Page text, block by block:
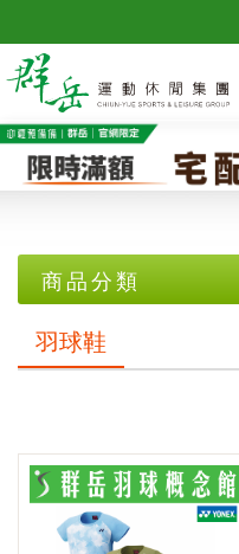
商品分類
優惠專區
2026年台北公開賽
❖巴黎奧運周邊❖
✧官網限定 單件45折起✧
羽球鞋